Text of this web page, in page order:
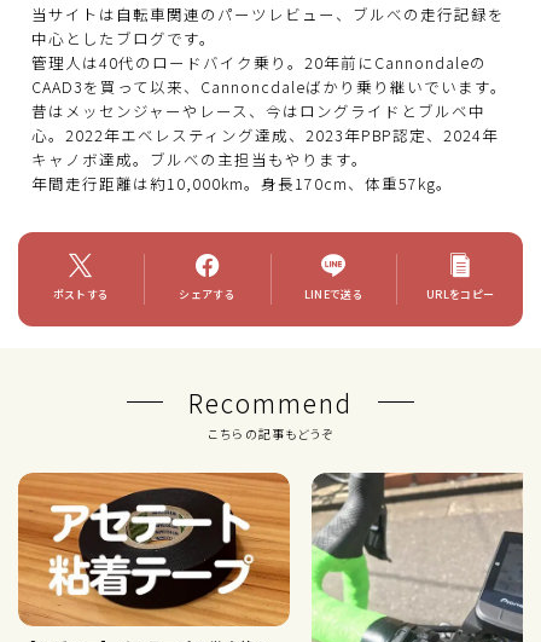
当サイトは自転車関連のパーツレビュー、ブルべの走行記録を
中心としたブログです。
管理人は40代のロードバイク乗り。20年前にCannondaleの
CAAD3を買って以来、Cannoncdaleばかり乗り継いでいます。
昔はメッセンジャーやレース、今はロングライドとブルベ中
心。2022年エベレスティング達成、2023年PBP認定、2024年
キャノボ達成。ブルべの主担当もやります。
年間走行距離は約10,000km。身長170cm、体重57kg。
ポストする シェアする LINEで送る URLをコピー
Recommend
こちらの記事もどうぞ